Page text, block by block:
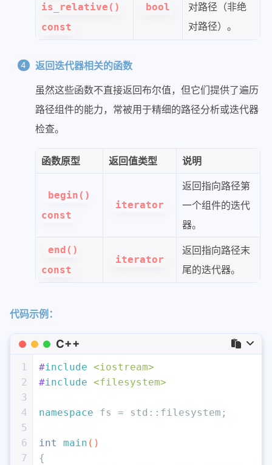
is_relative()
const
bool
对路径（非绝
对路径）。
返回迭代器相关的函数
虽然这些函数不直接返回布尔值，但它们提供了遍历
路径组件的能力，常被用于精细的路径分析或迭代器
检查。
函数原型 返回值类型 说明
begin()
const
iterator
返回指向路径第
一个组件的迭代
器。
end()
const
iterator
返回指向路径末
尾的迭代器。
代码示例：
C++
1
2
3
4
5
6
7
#include <iostream>
#include <filesystem>
namespace fs = std::filesystem;
int main ()
{